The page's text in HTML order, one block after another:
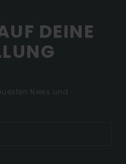
DEINE
News und